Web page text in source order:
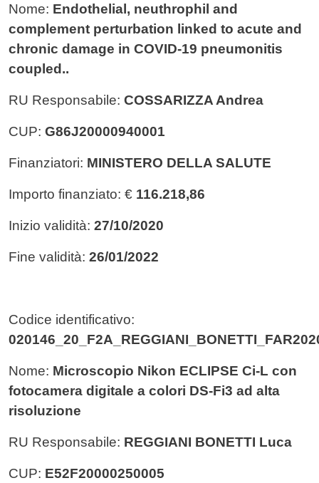
Nome: Endothelial, neuthrophil and
complement perturbation linked to acute and
chronic damage in COVID-19 pneumonitis
coupled..
RU Responsabile: COSSARIZZA Andrea
CUP: G86J20000940001
Finanziatori: MINISTERO DELLA SALUTE
Importo finanziato: € 116.218,86
Inizio validità: 27/10/2020
Fine validità: 26/01/2022
Codice identificativo:
Nome: Microscopio Nikon ECLIPSE Ci-L con
fotocamera digitale a colori DS-Fi3 ad alta
risoluzione
RU Responsabile: REGGIANI BONETTI Luca
CUP: E52F20000250005